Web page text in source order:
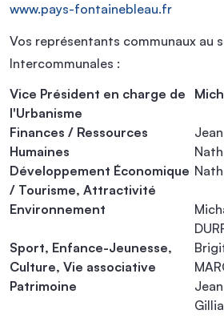
www.pays-fontainebleau.fr
Vos représentants communaux au
Intercommunales :
Vice Président en charge de
l'Urbanisme
Finances / Ressources
Humaines
Développement Économique
/ Tourisme, Attractivité
Environnement
Sport, Enfance-Jeunesse,
Culture, Vie associative
Patrimoine